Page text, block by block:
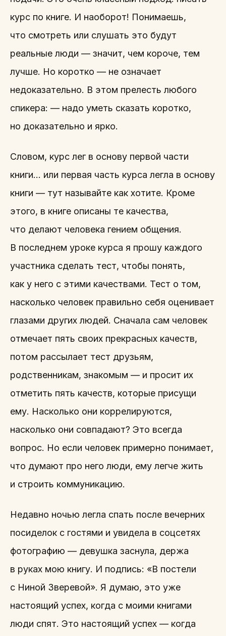
курс по книге. И наоборот! Понимаешь,
что смотреть или слушать это будут
реальные люди — значит, чем короче, тем
лучше. Но коротко — не означает
недоказательно. В этом прелесть любого
спикера: — надо уметь сказать коротко,
но доказательно и ярко.
Словом, курс лег в основу первой части
книги… или первая часть курса легла в основу
книги — тут называйте как хотите. Кроме
этого, в книге описаны те качества,
что делают человека гением общения.
В последнем уроке курса я прошу каждого
участника сделать тест, чтобы понять,
как у него с этими качествами. Тест о том,
насколько человек правильно себя оценивает
глазами других людей. Сначала сам человек
отмечает пять своих прекрасных качеств,
потом рассылает тест друзьям,
родственникам, знакомым — и просит их
отметить пять качеств, которые присущи
ему. Насколько они коррелируются,
насколько они совпадают? Это всегда
вопрос. Но если человек примерно понимает,
что думают про него люди, ему легче жить
и строить коммуникацию.
Недавно ночью легла спать после вечерних
посиделок с гостями и увидела в соцсетях
фотографию — девушка заснула, держа
в руках мою книгу. И подпись: «В постели
с Ниной Зверевой». Я думаю, это уже
настоящий успех, когда с моими книгами
люди спят. Это настоящий успех — когда